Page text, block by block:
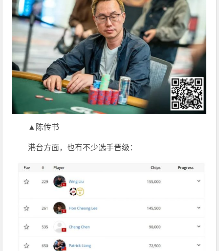
▲陈传书
港台方面，也有不少选手晋级：